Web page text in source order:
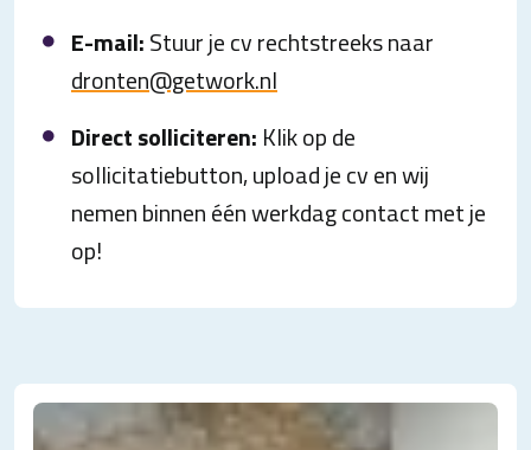
E-mail:Stuur je cv rechtstreeks naar
dronten@getwork.nl
Direct solliciteren: Klik op de
sollicitatiebutton, upload je cv en wij
nemen binnen één werkdag contact met je
op!